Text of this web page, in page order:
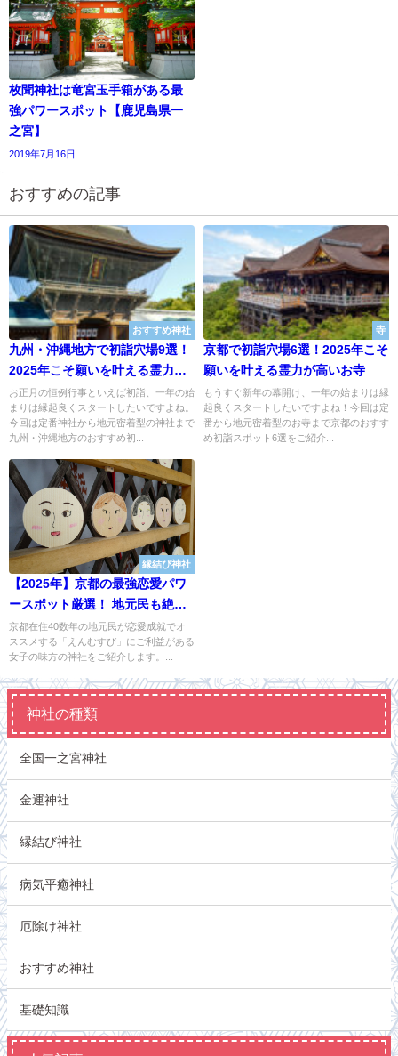
枚聞神社は竜宮玉手箱がある最
強パワースポット【鹿児島県一
之宮】
2019年7月16日
おすすめの記事
おすすめ神社
九州・沖縄地方で初詣穴場9選！
2025年こそ願いを叶える霊力が
高い神社
お正月の恒例行事といえば初詣、一年の始
まりは縁起良くスタートしたいですよね。
今回は定番神社から地元密着型の神社まで
九州・沖縄地方のおすすめ初...
寺
京都で初詣穴場6選！2025年こそ
願いを叶える霊力が高いお寺
もうすぐ新年の幕開け、一年の始まりは縁
起良くスタートしたいですよね！今回は定
番から地元密着型のお寺まで京都のおすす
め初詣スポット6選をご紹介...
縁結び神社
【2025年】京都の最強恋愛パワ
ースポット厳選！ 地元民も絶賛
オススメ縁結び神社10選
京都在住40数年の地元民が恋愛成就でオ
ススメする「えんむすび」にご利益がある
女子の味方の神社をご紹介します。...
神社の種類
全国一之宮神社
金運神社
縁結び神社
病気平癒神社
厄除け神社
おすすめ神社
基礎知識